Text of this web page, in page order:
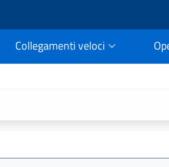
Collegamenti veloci